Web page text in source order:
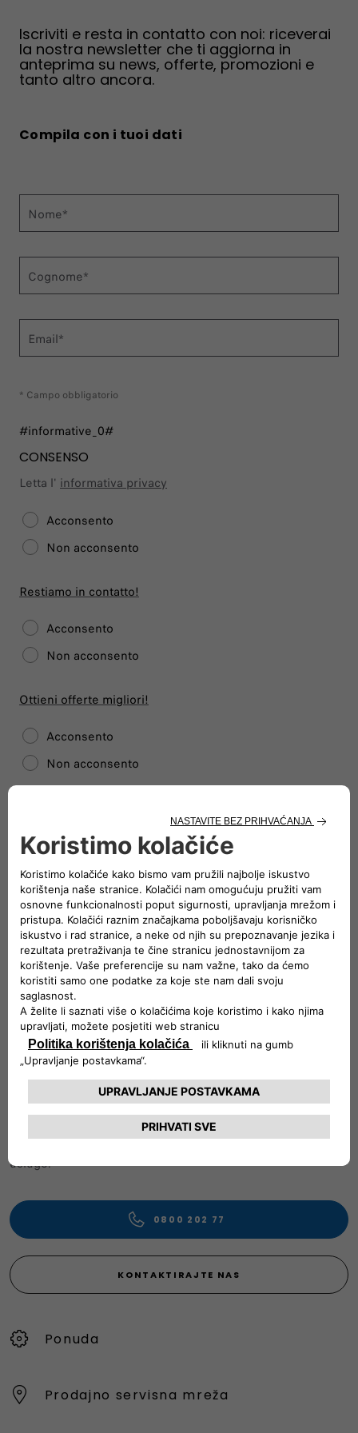
Iscriviti e resta in contatto con noi: riceverai
la nostra newsletter che ti aggiorna in
anteprima su news, offerte, promozioni e
tanto altro ancora.
Compila con i tuoi dati
Nome*
Cognome*
Email*
* Campo obbligatorio
#informative_0#
CONSENSO
Letta l' informativa privacy
Acconsento
Non acconsento
Restiamo in contatto!
Acconsento
Non acconsento
Ottieni offerte migliori!
Acconsento
Non acconsento
Invia
Slijedite nam
POSVEĆENI TIM KOJI VAS PODRŽAVA
Naša Služba za korisnike pružit će vam sve potrebne
informacije i pomoć.
Slobodno zatražite konkretne detalje o našim vozilima,
pošaljite pritužbe ili dajte prijedloge za poboljšanje naše
usluge.
0800 202 77
KONTAKTIRAJTE NAS
Ponuda
Prodajno servisna mreža